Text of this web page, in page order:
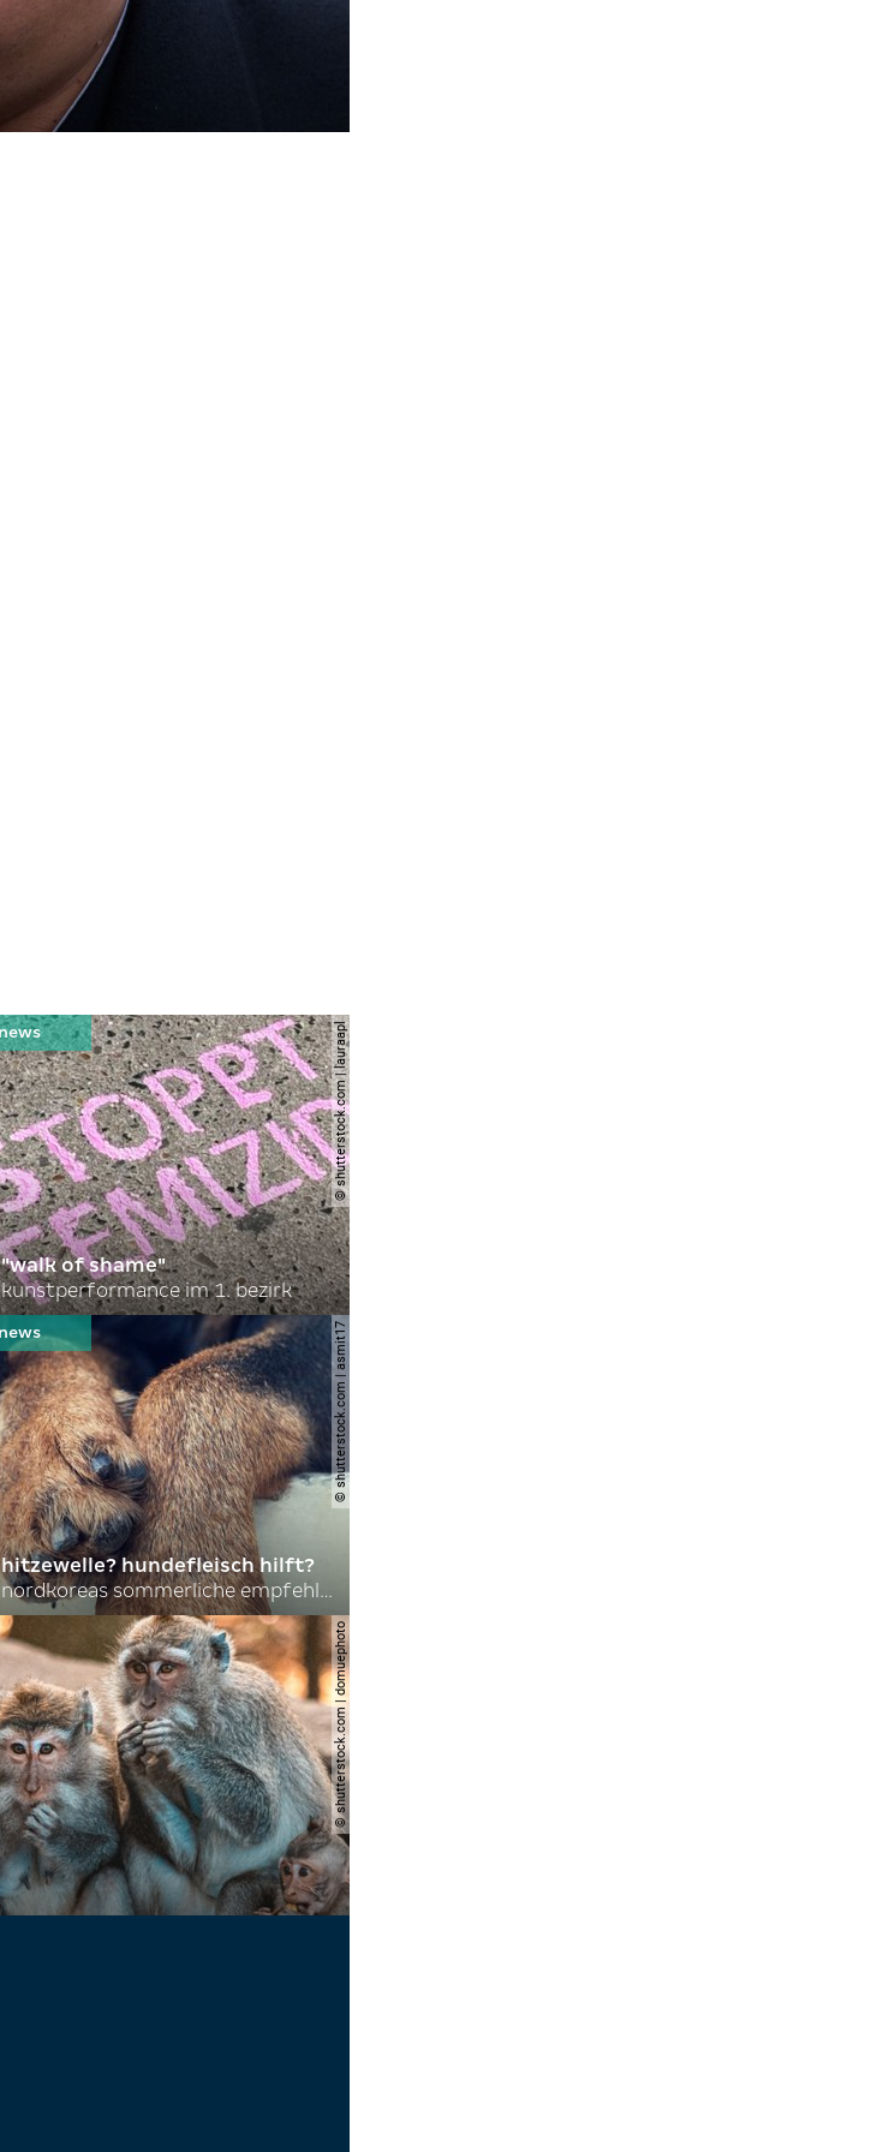
© shutterstock.com | lauraapl
"walk of shame"
kunstperformance im 1. bezirk
© shutterstock.com | asmit17
hitzewelle? hundefleisch hilft?
nordkoreas sommerliche empfehlungen
© shutterstock.com | domuephoto